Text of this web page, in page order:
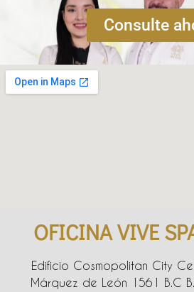
Consulte
OFICINA VIVE
Edificio Cosmopolitan City
Márquez de León 1561 B.C